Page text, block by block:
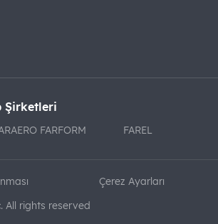
Şirketleri
FARFORM FAREL
Çerez Ayarları
All rights reserved